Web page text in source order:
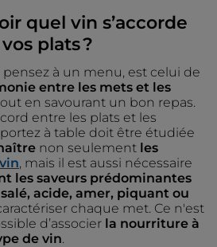
quel vin s’accorde
plats ?
à un menu, est celui de
entre les mets et les
en savourant un bon repas.
entre les plats et les
à table doit être étudiée
non seulement les
, mais il est aussi nécessaire
les saveurs prédominantes
acide, amer, piquant ou
chaque met. Ce n'est
d’associer la nourriture à
de vin.